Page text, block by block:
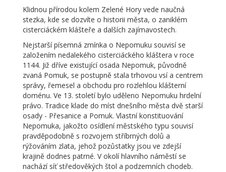
Klidnou přírodou kolem Zelené Hory vede naučná
stezka, kde se dozvíte o historii města, o zaniklém
cisterciáckém klášteře a dalších zajímavostech.
Nejstarší písemná zmínka o Nepomuku souvisí se
založením nedalekého cisterciáckého kláštera v roce
1144. Již dříve existující osada Nepomuk, původně
zvaná Pomuk, se postupně stala trhovou vsí a centrem
správy, řemesel a obchodu pro rozlehlou klášterní
doménu. Ve 13. století bylo uděleno Nepomuku hrdelní
právo. Tradice klade do míst dnešního města dvě starší
osady - Přesanice a Pomuk. Vlastní konstituování
Nepomuka, jakožto osídlení městského typu souvisí
pravděpodobně s rozvojem stříbrných dolů a
rýžováním zlata, jehož pozůstatky jsou ve zdejší
krajině dodnes patrné. V okolí hlavního náměstí se
nachází síť středověkých štol a podzemních chodeb.